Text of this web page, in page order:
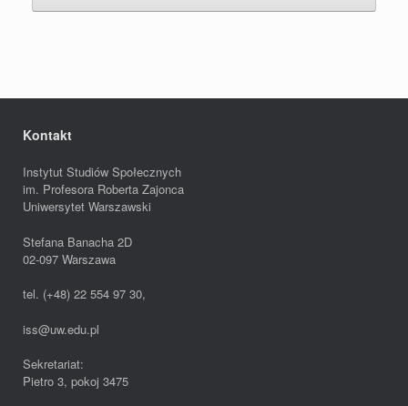
Kontakt
Instytut Studiów Społecznych
im. Profesora Roberta Zajonca
Uniwersytet Warszawski
Stefana Banacha 2D
02-097 Warszawa
tel. (+48) 22 554 97 30,
iss@uw.edu.pl
Sekretariat:
Pietro 3, pokoj 3475